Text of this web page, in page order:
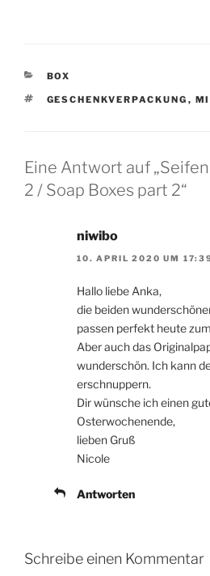
KATEGORIEN
BOX
SCHLAGWÖRTER
GESCHENKVERPACKUNG ,
Eine Antwort auf
2 / Soap Boxes part 2“
niwibo
10. APRIL 2020 UM
Hallo liebe Anka,
die beiden
passen perfekt heute
Aber auch das
wunderschön. Ich kann
erschnuppern.
Dir wünsche ich einen
Osterwochenende,
lieben Gruß
Nicole
Antworten
Schreibe einen Kommentar